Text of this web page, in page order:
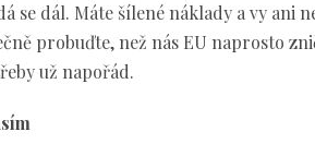
se dál. Máte šílené náklady a vy ani
probuďte, než nás EU naprosto
už napořád.